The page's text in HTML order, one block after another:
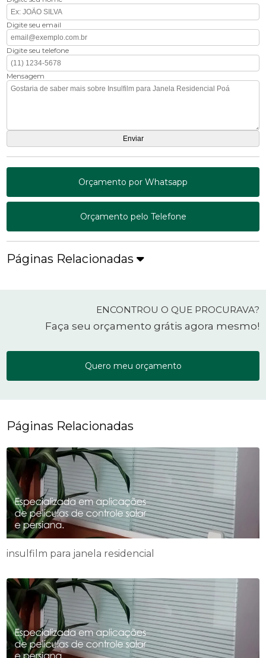
Digite seu email
Digite seu telefone
Mensagem
Orçamento por Whatsapp
Orçamento pelo Telefone
Páginas Relacionadas
ENCONTROU O QUE PROCURAVA?
Faça seu orçamento grátis agora mesmo!
Quero meu orçamento
Páginas Relacionadas
insulfilm para janela residencial